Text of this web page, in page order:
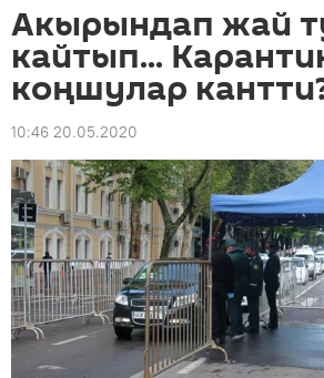
Акырындап жай
кайтып...
коңшулар
10:46 20.05.2020